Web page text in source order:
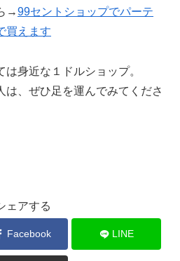
→99セントショップでパーテ
買えます
身近な１ドルショップ。
は、ぜひ足を運んでみてくださ
ェアする
Facebook LINE